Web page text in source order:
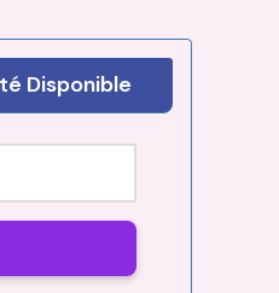
Disponible